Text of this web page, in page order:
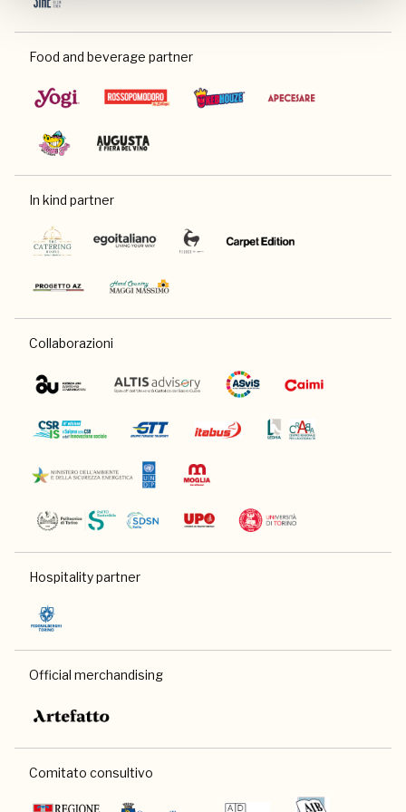
Food and beverage partner
In kind partner
Collaborazioni
Hospitality partner
Official merchandising
Comitato consultivo